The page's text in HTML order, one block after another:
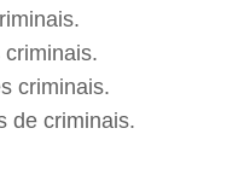
criminais.
de criminais.